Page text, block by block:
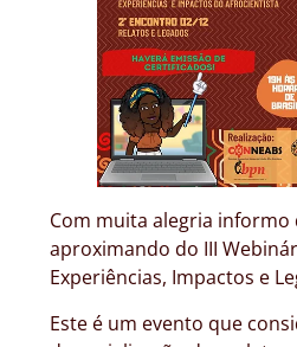
Com muita alegria informo
aproximando do III
Experiências, Impactos e
Este é um evento que